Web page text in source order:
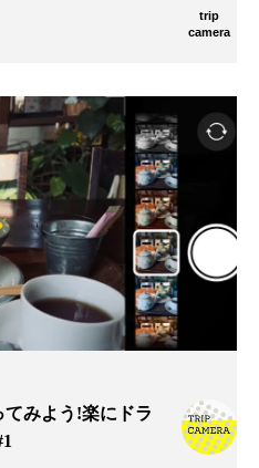
trip
camera
みよう!楽にドラ